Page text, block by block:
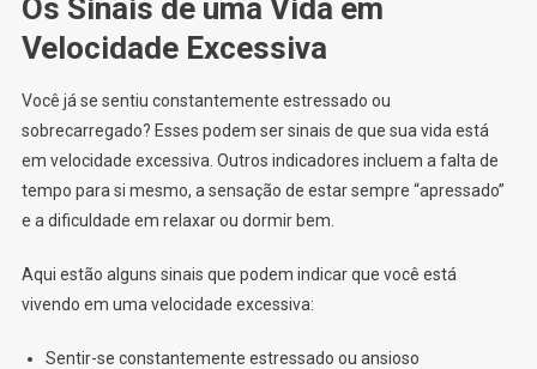
Os Sinais de uma Vida em
Velocidade Excessiva
Você já se sentiu constantemente estressado ou
sobrecarregado? Esses podem ser sinais de que sua vida está
em velocidade excessiva. Outros indicadores incluem a falta de
tempo para si mesmo, a sensação de estar sempre “apressado”
e a dificuldade em relaxar ou dormir bem.
Aqui estão alguns sinais que podem indicar que você está
vivendo em uma velocidade excessiva:
Sentir-se constantemente estressado ou ansioso